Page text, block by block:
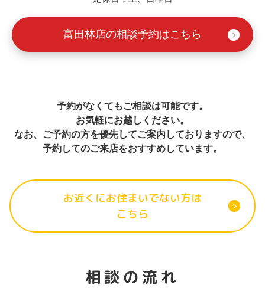
富田林店の相談予約はこちら
予約がなくてもご相談は可能です。
お気軽にお越しください。
なお、ご予約の方を優先してご案内しておりますので、
予約してのご来店をおすすめしています。
お近くにお住まいでない方は
こちら
相談の流れ